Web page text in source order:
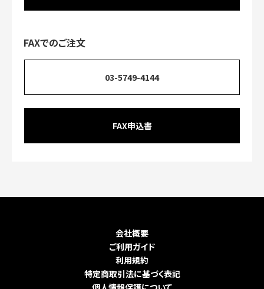
FAXでのご注文
03-5749-4144
FAX申込書
会社概要
ご利用ガイド
利用規約
特定商取引法に基づく表記